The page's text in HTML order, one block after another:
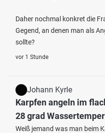
Daher nochmal konkret die
Gegend, an denen man als
sollte?
vor 1 Stunde
Johann Kyrle
Karpfen angeln im
28 grad
Weiß jemand was man beim